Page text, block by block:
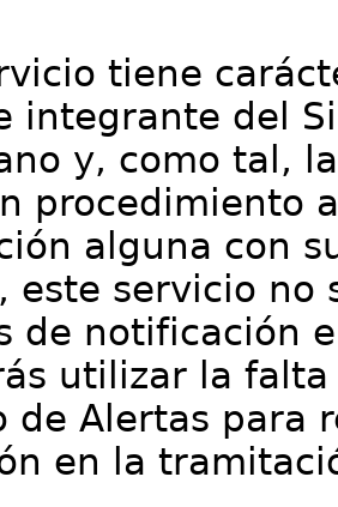
tiene
integrante del
y, como tal,
procedimiento
alguna con
este servicio no
de notificación
utilizar la
de Alertas para
en la